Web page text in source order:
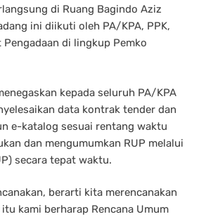
di Ruang Bagindo Aziz
ini diikuti oleh PA/KPA, PPK,
Pengadaan di lingkup Pemko
kepada seluruh PA/KPA
data kontrak tender dan
e-katalog sesuai rentang waktu
dan mengumumkan RUP melalui
secara tepat waktu.
berarti kita merencanakan
kami berharap Rencana Umum